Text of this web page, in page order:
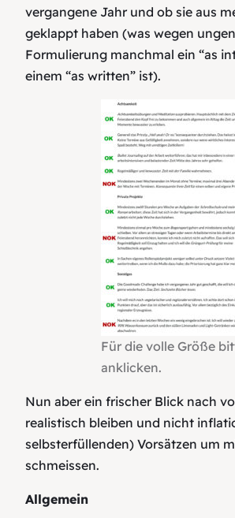
vergangene Jahr und ob sie aus
geklappt haben (was wegen
Formulierung manchmal ein “as
einem “as written” ist).
Für die volle Größe
anklicken.
Nun aber ein frischer Blick nach
realistisch bleiben und nicht
selbsterfüllenden) Vorsätzen um
schmeissen.
Allgemein